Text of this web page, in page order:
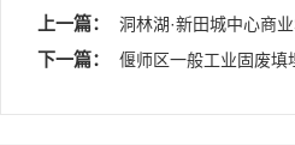
上一篇： 洞林湖·新田城中心商
下一篇： 偃师区一般工业固废填